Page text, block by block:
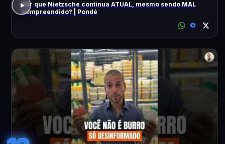
Por que Nietzsche continua ATUAL, mesmo sendo MAL
compreendido? | Pondé